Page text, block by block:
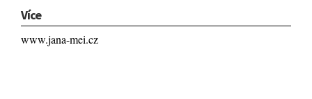
Více
www.jana-mei.cz